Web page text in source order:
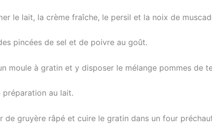
le lait, la crème fraîche, le persil et la noix de
pincées de sel et de poivre au goût.
moule à gratin et y disposer le mélange pommes de
préparation au lait.
de gruyère râpé et cuire le gratin dans un four